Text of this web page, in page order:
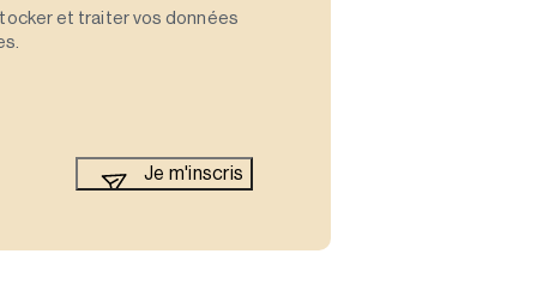
et traiter vos données